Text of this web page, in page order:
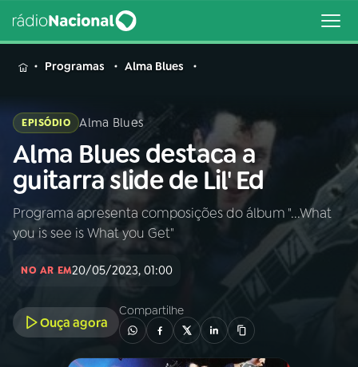
MENU
Buscar
na
Rádio
Nacional
Buscar
AO VIVO
Programas Alma Blues
EPISÓDIO Alma Blues
Alma Blues destaca a
guitarra slide de Lil' Ed
Programa apresenta composições do álbum "...What
you is see is What you Get"
NO AR EM20/05/2023, 01:00
Ouça agora
Compartilhe